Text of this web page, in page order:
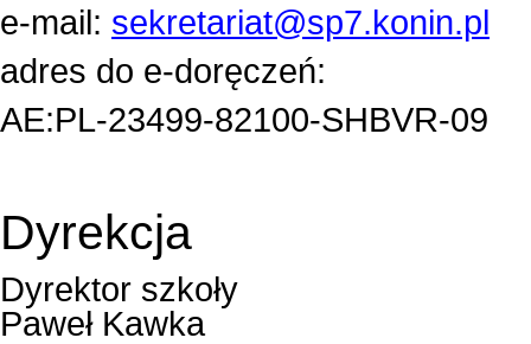
e-mail: sekretariat@sp7.konin.pl
adres do e-doręczeń:
AE:PL-23499-82100-SHBVR-09
Dyrekcja
Dyrektor szkoły
Paweł Kawka